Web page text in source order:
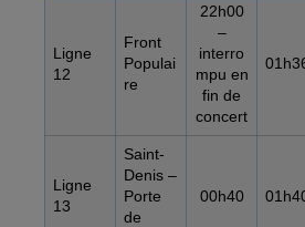
Ligne
12
Front
Populai
re
22h00
–
interro
mpu en
fin de
concert
Ligne
13
Saint-
Denis –
Porte
de
00h40